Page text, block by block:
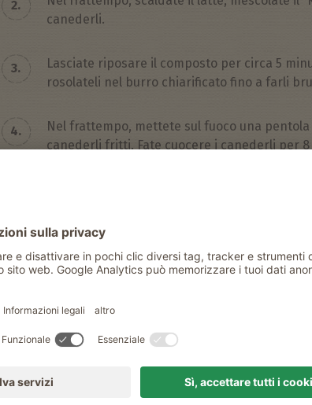
2.
canederli.
3.
Lasciate riposare il composto per circa 5
rosolateli nel burro chiarificato fino a farli
4.
Nel frattempo, mettete sul fuoco una
canederli fritti. Fate cuocere i canederli per
Claudia & Roland Eder
MOARHOF A CAMPO TURES
Condividere con amici